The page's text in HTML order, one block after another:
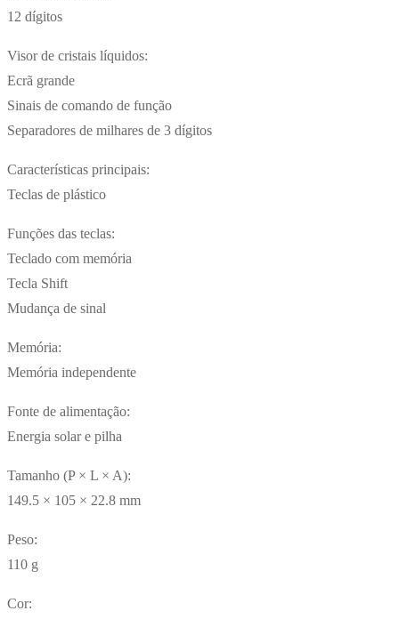
12 dígitos
Visor de cristais líquidos:
Ecrã grande
Sinais de comando de função
Separadores de milhares de 3 dígitos
Características principais:
Teclas de plástico
Funções das teclas:
Teclado com memória
Tecla Shift
Mudança de sinal
Memória:
Memória independente
Fonte de alimentação:
Energia solar e pilha
Tamanho (P × L × A):
149.5 × 105 × 22.8 mm
Peso:
110 g
Cor: